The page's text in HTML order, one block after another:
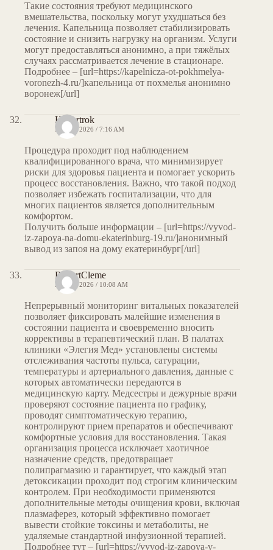
Такие состояния требуют медицинского
вмешательства, поскольку могут ухудшаться без
лечения. Капельница позволяет стабилизировать
состояние и снизить нагрузку на организм. Услуги
могут предоставляться анонимно, а при тяжёлых
случаях рассматривается лечение в стационаре.
Подробнее – [url=https://kapelnicza-ot-pokhmelya-
voronezh-4.ru/]капельница от похмелья анонимно
воронеж[/url]
Hubertrok
MAY 8, 2026 / 7:16 AM
Процедура проходит под наблюдением
квалифицированного врача, что минимизирует
риски для здоровья пациента и помогает ускорить
процесс восстановления. Важно, что такой подход
позволяет избежать госпитализации, что для
многих пациентов является дополнительным
комфортом.
Получить больше информации – [url=https://vyvod-
iz-zapoya-na-domu-ekaterinburg-19.ru/]анонимный
вывод из запоя на дому екатеринбург[/url]
RobertCleme
MAY 8, 2026 / 10:08 AM
Непрерывный мониторинг витальных показателей
позволяет фиксировать малейшие изменения в
состоянии пациента и своевременно вносить
коррективы в терапевтический план. В палатах
клиники «Элегия Мед» установлены системы
отслеживания частоты пульса, сатурации,
температуры и артериального давления, данные с
которых автоматически передаются в
медицинскую карту. Медсестры и дежурные врачи
проверяют состояние пациента по графику,
проводят симптоматическую терапию,
контролируют прием препаратов и обеспечивают
комфортные условия для восстановления. Такая
организация процесса исключает хаотичное
назначение средств, предотвращает
полипрагмазию и гарантирует, что каждый этап
детоксикации проходит под строгим клиническим
контролем. При необходимости применяются
дополнительные методы очищения крови, включая
плазмаферез, который эффективно помогает
вывести стойкие токсины и метаболиты, не
удаляемые стандартной инфузионной терапией.
Подробнее тут – [url=https://vyvod-iz-zapoya-v-